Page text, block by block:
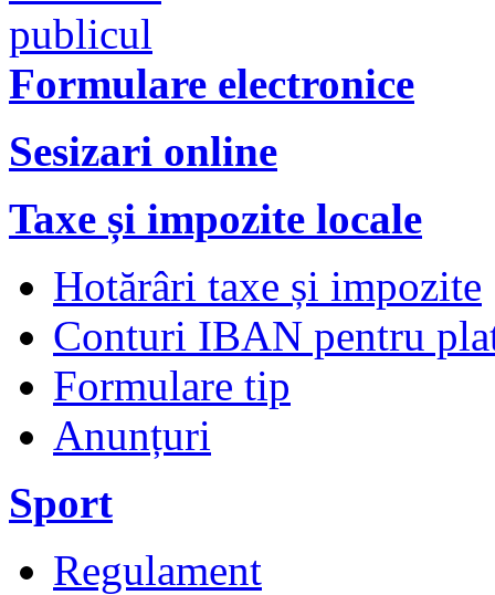
Formulare electronice
Sesizari online
Taxe și impozite locale
Hotărâri taxe și impozite
Conturi IBAN pentru
Formulare tip
Anunțuri
Sport
Regulament